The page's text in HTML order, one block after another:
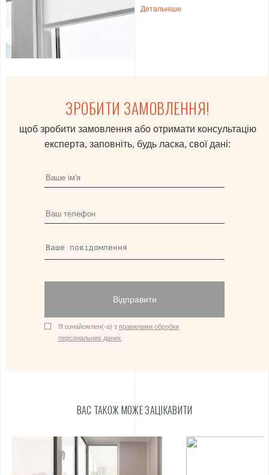
Детальніше
ЗРОБИТИ ЗАМОВЛЕННЯ!
щоб зробити замовлення або отримати консультацію
експерта, заповніть, будь ласка, свої дані:
Відправити
Я ознайомлен(-а) з правилами обробки
персональних даних
ВАС ТАКОЖ МОЖЕ ЗАЦІКАВИТИ